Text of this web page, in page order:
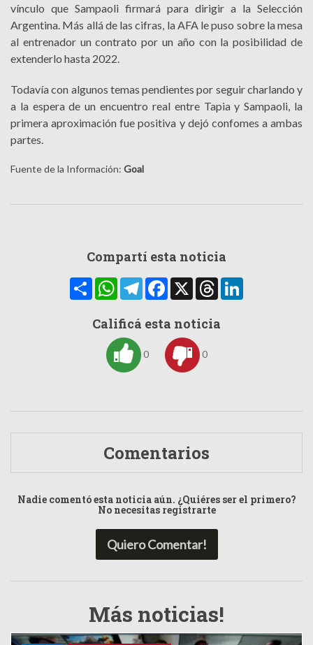
vínculo que Sampaoli firmará para dirigir a la Selección
Argentina. Más allá de las cifras, la AFA le puso sobre la mesa
al entrenador un contrato por un año con la posibilidad de
extenderlo hasta 2022.
Todavía con algunos temas pendientes por seguir charlando y
a la espera de un encuentro real entre Tapia y Sampaoli, la
primera aproximación fue positiva y dejó confomes a ambas
partes.
Fuente de la Información: Goal
Compartí esta noticia
CompartirWhatsAppTelegramFacebook
X Threads
Calificá esta noticia
0 0
Comentarios
Nadie comentó esta noticia aún. ¿Quiéres ser el primero?
No necesitas registrarte
Quiero Comentar!
Más noticias!